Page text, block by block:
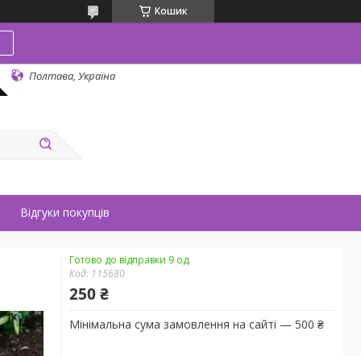
Кошик
Полтава, Україна
Відгуки покупців
Готово до відправки 9 од.
Код: 115680
250 ₴
Мінімальна сума замовлення на сайті — 500 ₴